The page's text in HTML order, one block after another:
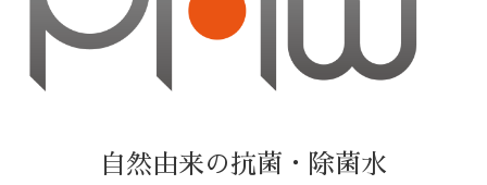
自然由来の抗菌・除菌水